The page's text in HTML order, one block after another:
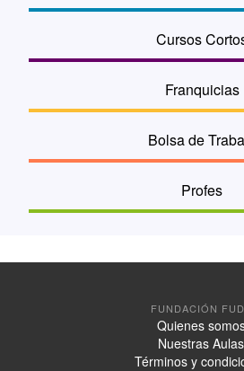
Cursos
Franquicias
Bolsa de
Profes
FUNDACIÓN
Quienes
Nuestras Aulas
Términos y